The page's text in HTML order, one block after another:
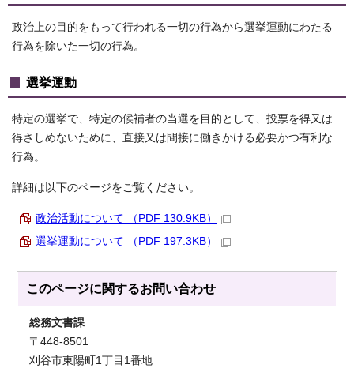
政治上の目的をもって行われる一切の行為から選挙運動にわたる
行為を除いた一切の行為。
選挙運動
特定の選挙で、特定の候補者の当選を目的として、投票を得又は
得さしめないために、直接又は間接に働きかける必要かつ有利な
行為。
詳細は以下のページをご覧ください。
政治活動について （PDF 130.9KB）
選挙運動について （PDF 197.3KB）
このページに関するお問い合わせ
総務文書課
〒448-8501
刈谷市東陽町1丁目1番地